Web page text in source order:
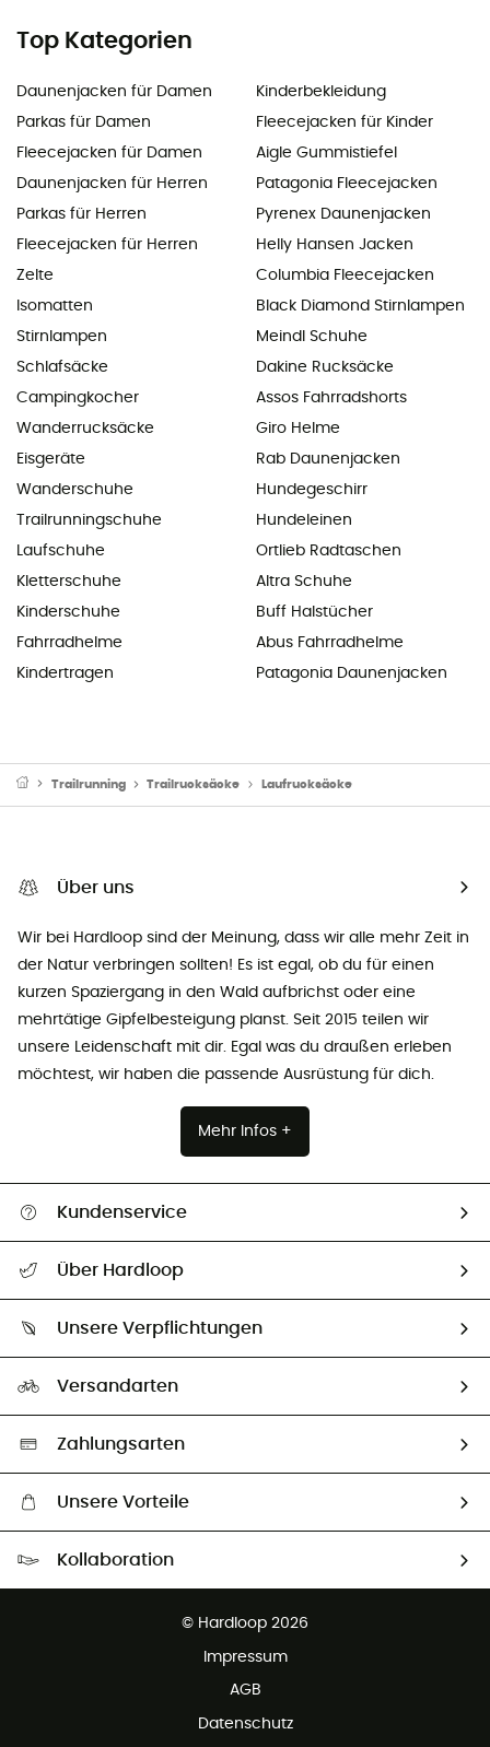
Top Kategorien
Daunenjacken für Damen
Parkas für Damen
Fleecejacken für Damen
Daunenjacken für Herren
Parkas für Herren
Fleecejacken für Herren
Zelte
Isomatten
Stirnlampen
Schlafsäcke
Campingkocher
Wanderrucksäcke
Eisgeräte
Wanderschuhe
Trailrunningschuhe
Laufschuhe
Kletterschuhe
Kinderschuhe
Fahrradhelme
Kindertragen
Kinderbekleidung
Fleecejacken für Kinder
Aigle Gummistiefel
Patagonia Fleecejacken
Pyrenex Daunenjacken
Helly Hansen Jacken
Columbia Fleecejacken
Black Diamond Stirnlampen
Meindl Schuhe
Dakine Rucksäcke
Assos Fahrradshorts
Giro Helme
Rab Daunenjacken
Hundegeschirr
Hundeleinen
Ortlieb Radtaschen
Altra Schuhe
Buff Halstücher
Abus Fahrradhelme
Patagonia Daunenjacken
Trailrunning Trailrucksäcke Laufrucksäcke
Über uns
Wir bei Hardloop sind der Meinung, dass wir alle mehr Zeit in
der Natur verbringen sollten! Es ist egal, ob du für einen
kurzen Spaziergang in den Wald aufbrichst oder eine
mehrtätige Gipfelbesteigung planst. Seit 2015 teilen wir
unsere Leidenschaft mit dir. Egal was du draußen erleben
möchtest, wir haben die passende Ausrüstung für dich.
Mehr Infos +
Kundenservice
Größentabelle
Über Hardloop
Unsere Botschafter
Unsere Verpflichtungen
Auswahl an nachhaltigen Produkten
Versandarten
Zahlungsarten
Unsere Vorteile
Kollaboration
© Hardloop 2026
Impressum
AGB
Datenschutz